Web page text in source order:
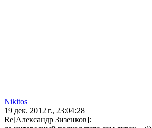
Nikitos_
19 дек. 2012 г., 23:04:28
Re[Александр Зизенков]: